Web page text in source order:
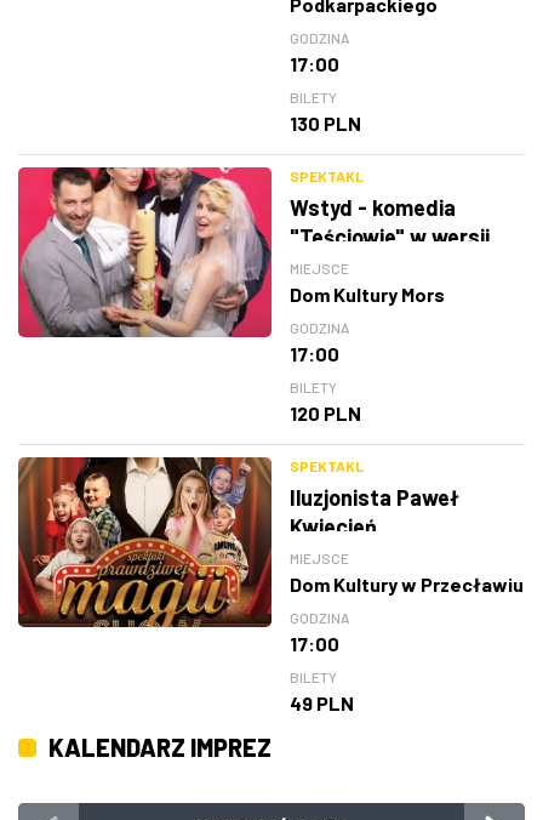
Podkarpackiego
GODZINA
17:00
BILETY
130 PLN
SPEKTAKL
Wstyd - komedia
"Teściowie" w wersji
teatralnej
MIEJSCE
Dom Kultury Mors
GODZINA
17:00
BILETY
120 PLN
SPEKTAKL
Iluzjonista Paweł
Kwiecień
MIEJSCE
Dom Kultury w Przecławiu
GODZINA
17:00
BILETY
49 PLN
KALENDARZ IMPREZ